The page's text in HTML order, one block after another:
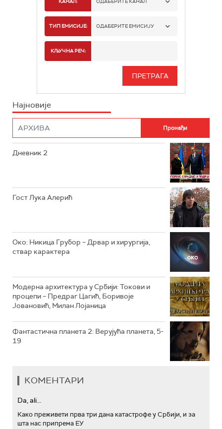
РТС 1
РТС 3
ТИП ЕМИСИЈЕ: ОДАБЕРИТЕ ЕМИСИЈУ
ИНФО
КЉУЧНА РЕЧ:
Најновије
Дневник 2
Гост Лука Алерић
Око: Никица Грубор – Дрвар и хирургија,
ствар карактера
Модерна архитектура у Србији: Токови и
процепи – Предраг Цагић, Боривоје
Јовановић, Милан Лојаница
Фантастична планета 2: Верујућа планета, 5-
19
КОМЕНТАРИ
Da, ali...
Како преживети прва три дана катастрофе у Србији, и за
шта нас припрема ЕУ